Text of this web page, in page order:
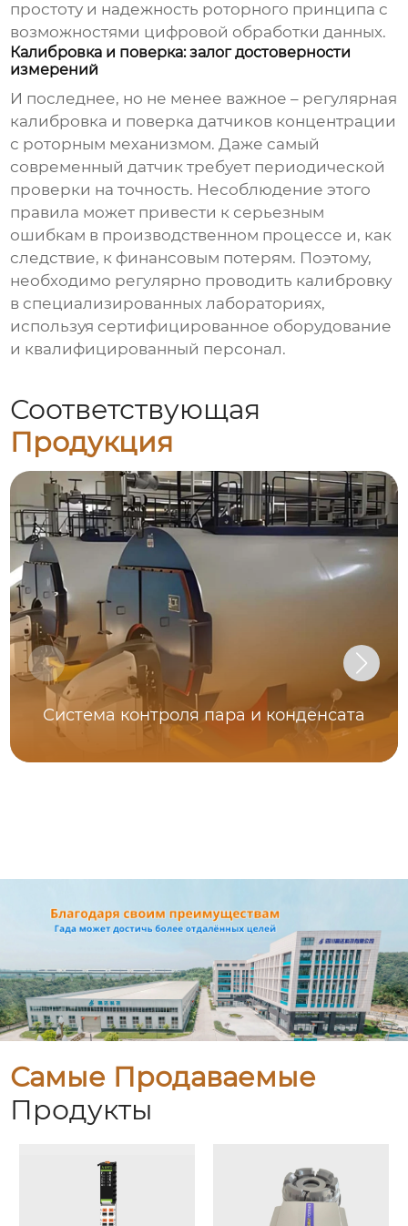
простоту и надежность роторного принципа с
возможностями цифровой обработки данных.
Калибровка и поверка: залог достоверности
измерений
И последнее, но не менее важное – регулярная
калибровка и поверка датчиков концентрации
с роторным механизмом. Даже самый
современный датчик требует периодической
проверки на точность. Несоблюдение этого
правила может привести к серьезным
ошибкам в производственном процессе и, как
следствие, к финансовым потерям. Поэтому,
необходимо регулярно проводить калибровку
в специализированных лабораториях,
используя сертифицированное оборудование
и квалифицированный персонал.
Соответствующая
Продукция
Система контроля пара и конденсата
Самые Продаваемые
Продукты